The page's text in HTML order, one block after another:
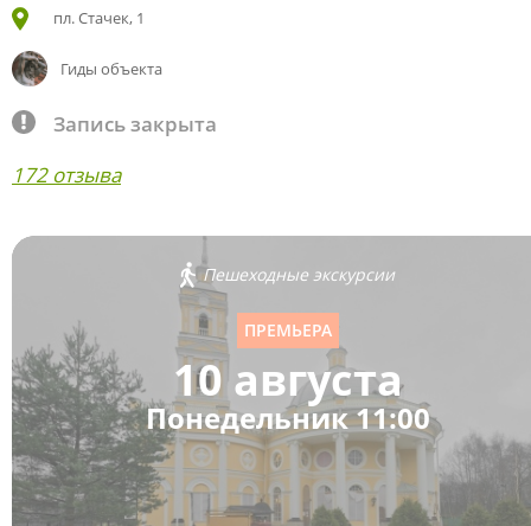
пл. Стачек, 1
Гиды объекта
Запись закрыта
172 отзыва
Пешеходные экскурсии
ПРЕМЬЕРА
10 августа
Понедельник 11:00